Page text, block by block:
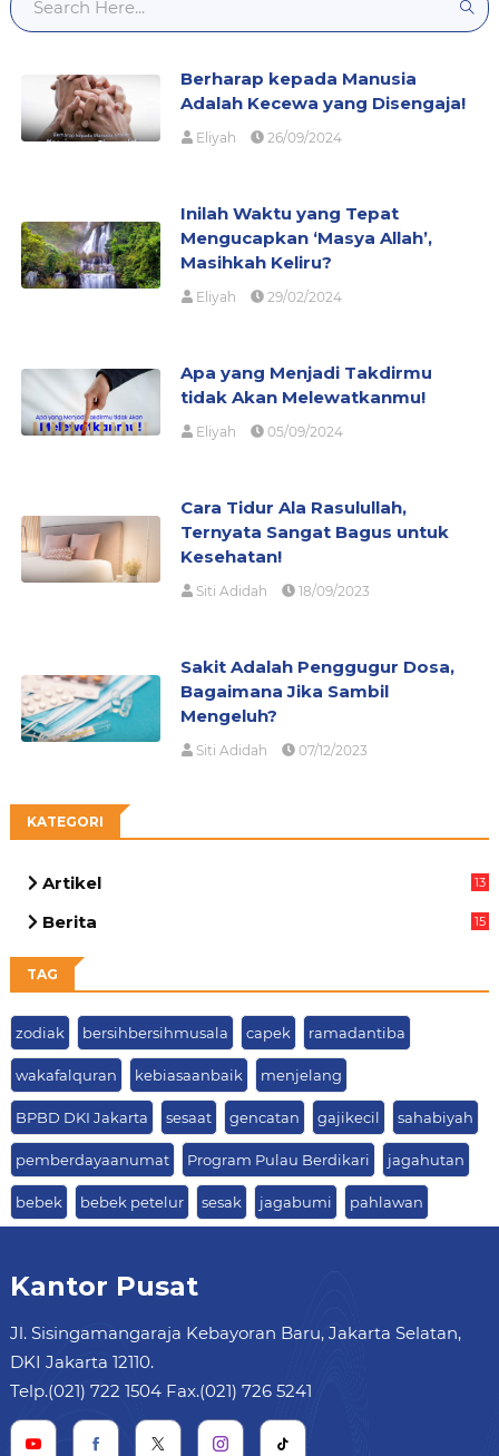
Berharap kepada Manusia
Adalah Kecewa yang Disengaja!
Eliyah 26/09/2024
Inilah Waktu yang Tepat
Mengucapkan ‘Masya Allah’,
Masihkah Keliru?
Eliyah 29/02/2024
Apa yang Menjadi Takdirmu
tidak Akan Melewatkanmu!
Eliyah 05/09/2024
Cara Tidur Ala Rasulullah,
Ternyata Sangat Bagus untuk
Kesehatan!
Siti Adidah 18/09/2023
Sakit Adalah Penggugur Dosa,
Bagaimana Jika Sambil
Mengeluh?
Siti Adidah 07/12/2023
KATEGORI
Artikel
13
Berita
15
TAG
zodiak bersihbersihmusala capek ramadantiba
wakafalquran kebiasaanbaik menjelang
BPBD DKI Jakarta sesaat gencatan gajikecil sahabiyah
pemberdayaanumat Program Pulau Berdikari jagahutan
bebek bebek petelur sesak jagabumi pahlawan
Kantor Pusat
Jl. Sisingamangaraja Kebayoran Baru, Jakarta Selatan,
DKI Jakarta 12110.
Telp.(021) 722 1504 Fax.(021) 726 5241